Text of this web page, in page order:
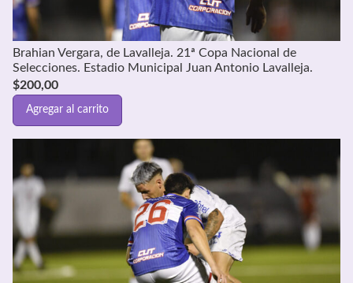
Brahian Vergara, de Lavalleja. 21ª Copa Nacional de
Selecciones. Estadio Municipal Juan Antonio Lavalleja.
$200,00
Agregar al carrito